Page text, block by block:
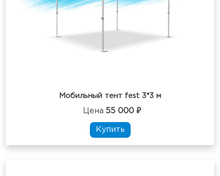
Мобильный тент fest 3*3 м
Цена 55 000 ₽
Купить